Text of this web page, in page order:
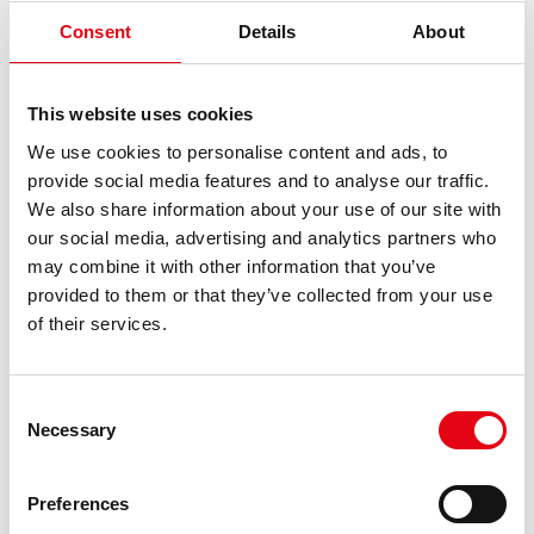
Consent Details About
This website uses cookies
We use cookies to personalise content and ads, to
provide social media features and to analyse our traffic.
We also share information about your use of our site with
our social media, advertising and analytics partners who
may combine it with other information that you’ve
provided to them or that they’ve collected from your use
of their services.
Selection
Necessary
Preferences
Révision Systèmes de raccords à sertir - Instructions chaines 139 -
168 + ACO401Rev.
Aperçu Téléchargements pdf Copier le lien
048 R0 0509 ITA Calcul métrique SteelPRES (Italien) Rev.0
InoxPRES [...]
Risultati: 1 - pag 1/1 << 1 >>
RICERCHE CORRELATE A:-1" OR 2+401-401-1=0+0+0+1
-1; waitfor delay '0:0:15' --
-1 or 5*5=25